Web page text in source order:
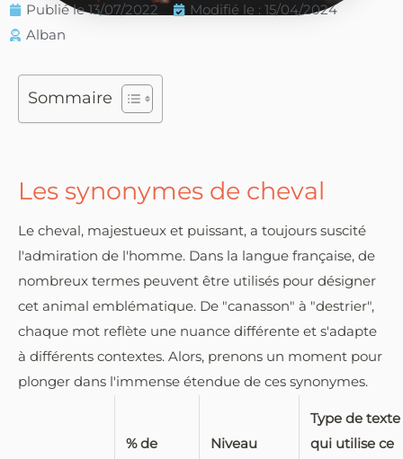
Publié le 13/07/2022
Modifié le : 15/04/2024
Alban
Sommaire
Les synonymes de cheval
Le cheval, majestueux et puissant, a toujours suscité
l'admiration de l'homme. Dans la langue française, de
nombreux termes peuvent être utilisés pour désigner
cet animal emblématique. De "canasson" à "destrier",
chaque mot reflète une nuance différente et s'adapte
à différents contextes. Alors, prenons un moment pour
plonger dans l'immense étendue de ces synonymes.
% de
Niveau
Type de texte
qui utilise ce